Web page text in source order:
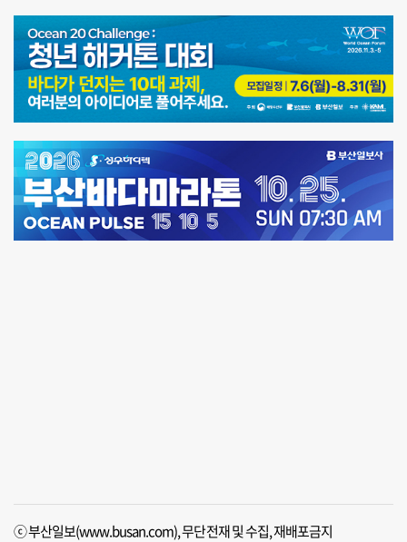
ⓒ 부산일보(www.busan.com), 무단전재 및 수집, 재배포금지